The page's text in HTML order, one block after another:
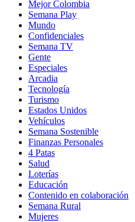
Mejor Colombia
Semana Play
Mundo
Confidenciales
Semana TV
Gente
Especiales
Arcadia
Tecnología
Turismo
Estados Unidos
Vehículos
Semana Sostenible
Finanzas Personales
4 Patas
Salud
Loterías
Educación
Contenido en colaboración
Semana Rural
Mujeres